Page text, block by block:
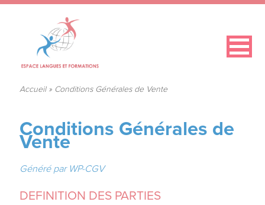
Accueil» Conditions Générales de Vente
Conditions Générales de
Vente
Généré par WP-CGV
DEFINITION DES PARTIES